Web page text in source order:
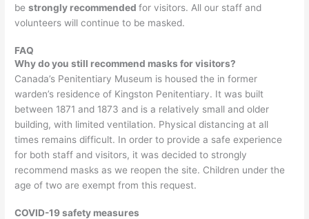
bestrongly recommendedfor visitors. All our staff and
volunteers will continue to be masked.
FAQ
Why do you still recommend masks for visitors?
Canada’s Penitentiary Museum is housed the in former
warden’s residence of Kingston Penitentiary. It was built
between 1871 and 1873 and is a relatively small and older
building, with limited ventilation. Physical distancing at all
times remains difficult. In order to provide a safe experience
for both staff and visitors, it was decided to strongly
recommend masks as we reopen the site. Children under the
age of two are exempt from this request.
COVID-19 safety measures